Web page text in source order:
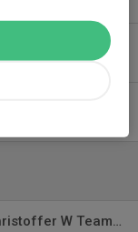
Presentation av våra tränare, Christoffer W Team13